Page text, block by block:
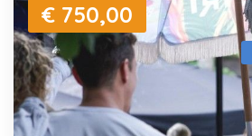
€ 750,00